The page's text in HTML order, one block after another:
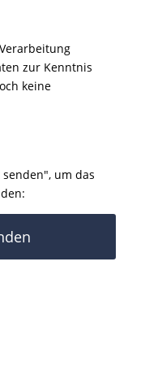
zur Kenntnis
keine
um das